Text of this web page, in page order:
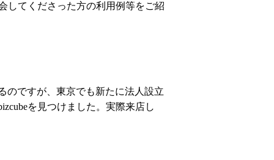
してくださった方の利用例等をご紹
のですが、東京でも新たに法人設立
を見つけました。実際来店し